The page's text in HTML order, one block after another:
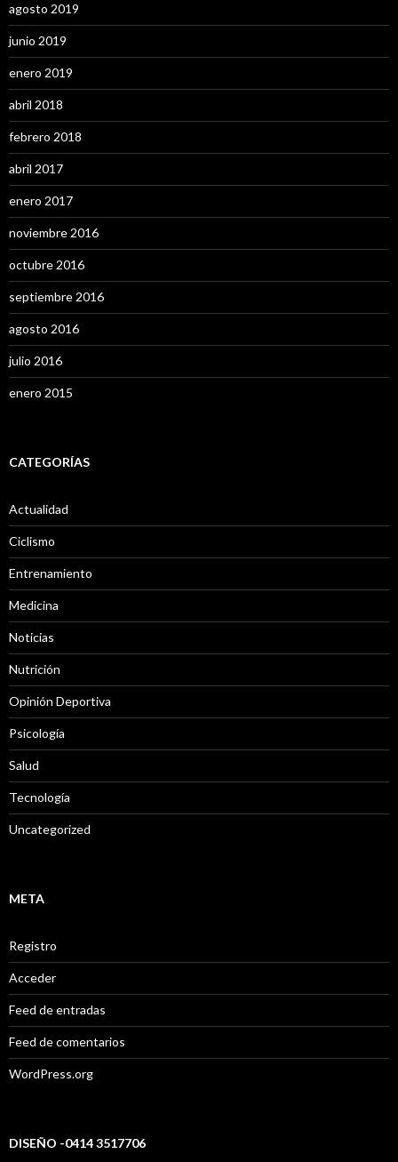
agosto 2019
junio 2019
enero 2019
abril 2018
febrero 2018
abril 2017
enero 2017
noviembre 2016
octubre 2016
septiembre 2016
agosto 2016
julio 2016
enero 2015
CATEGORÍAS
Actualidad
Ciclismo
Entrenamiento
Medicina
Noticias
Nutrición
Opinión Deportiva
Psicología
Salud
Tecnología
Uncategorized
META
Registro
Acceder
Feed de entradas
Feed de comentarios
WordPress.org
DISEÑO -0414 3517706